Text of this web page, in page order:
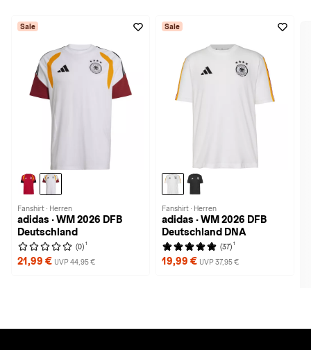
Sale
Fanshirt · Herren
adidas · WM 2026 DFB
Deutschland
(0) 1
21,99 € UVP 44,95 €
Sale
Fanshirt · Herren
adidas · WM 2026 DFB
Deutschland DNA
(37) 1
19,99 € UVP 37,95 €